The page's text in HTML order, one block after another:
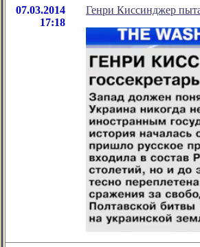
07.03.2014
17:18
Генри Киссинджер